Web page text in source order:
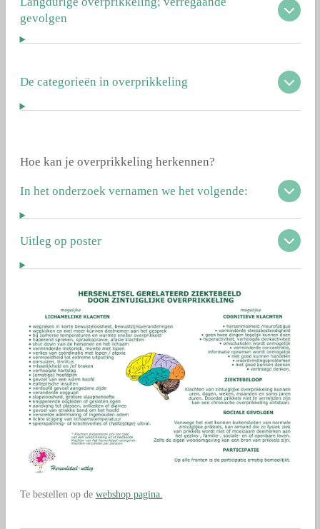
gevolgen
De categorieën in overprikkeling
Hoe kan je overprikkeling herkennen?
In het onderzoek vernamen we het volgende:
Uitleg op poster
Te bestellen op de webshop pagina.